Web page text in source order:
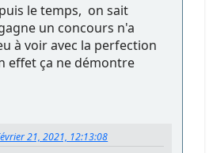
le temps, on sait
un concours n'a
à voir avec la perfection
effet ça ne démontre
21, 2021, 12:13:08